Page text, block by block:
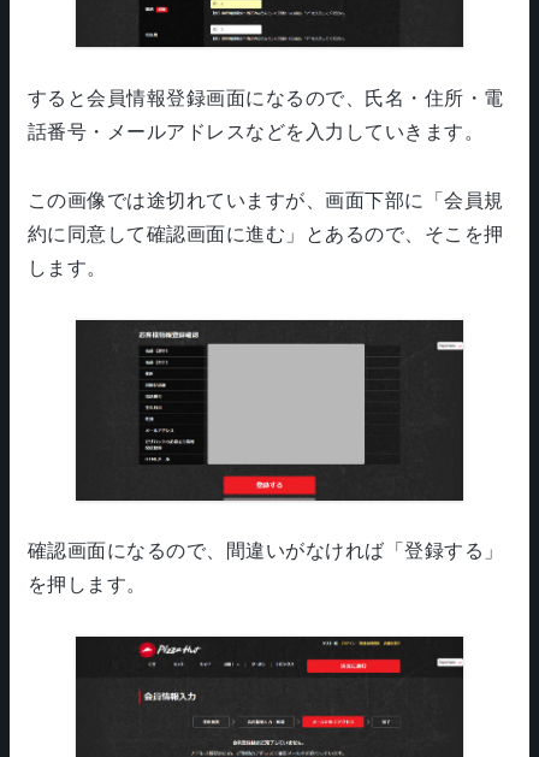
すると会員情報登録画面になるので、氏名・住所・電
話番号・メールアドレスなどを入力していきます。
この画像では途切れていますが、画面下部に「会員規
約に同意して確認画面に進む」とあるので、そこを押
します。
確認画面になるので、間違いがなければ「登録する」
を押します。